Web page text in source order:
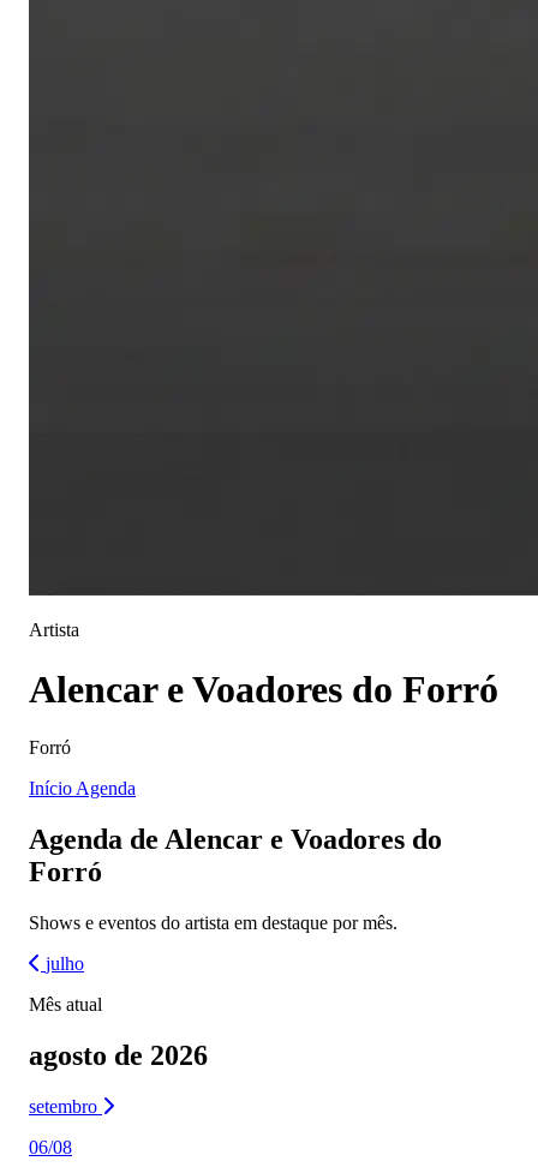
Artista
Alencar e Voadores do Forró
Forró
Início Agenda
Agenda de Alencar e Voadores do
Forró
Shows e eventos do artista em destaque por mês.
julho
Mês atual
agosto de 2026
setembro
06/08